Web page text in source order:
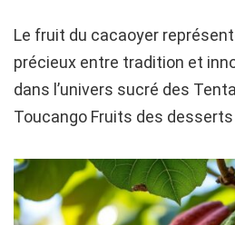
Le fruit du cacaoyer
précieux entre tradition et
dans l’univers sucré des
Toucango Fruits des